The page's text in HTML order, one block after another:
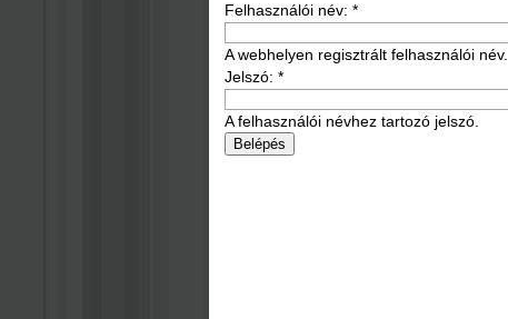
Felhasználói név: *
A webhelyen regisztrált felhasználói név.
Jelszó: *
A felhasználói névhez tartozó jelszó.